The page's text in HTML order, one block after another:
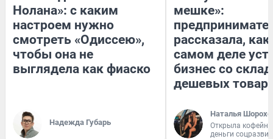
Нолана»: с каким
настроем нужно
смотреть «Одиссею»,
чтобы она не
выглядела как фиаско
Надежда Губарь
мешке»:
рассказала, как
самом деле
бизнес со
дешевых
Наталья
Открыла
деньги